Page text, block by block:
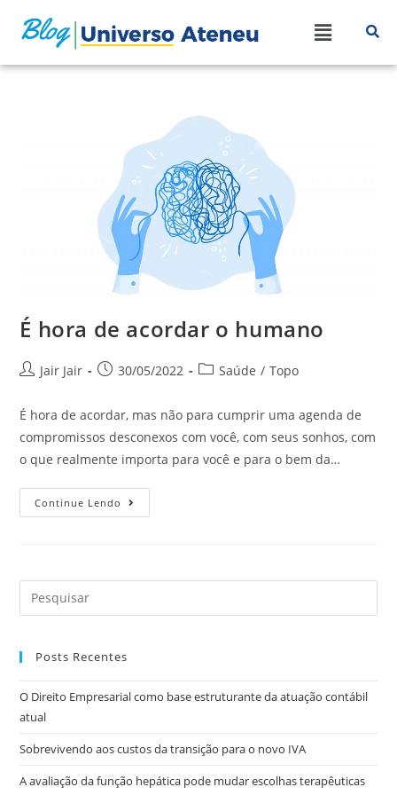
É hora de acordar o humano
Jair Jair 30/05/2022 Saúde / Topo
É hora de acordar, mas não para cumprir uma agenda de
compromissos desconexos com você, com seus sonhos, com
o que realmente importa para você e para o bem da…
Continue Lendo
Posts Recentes
O Direito Empresarial como base estruturante da atuação contábil
atual
Sobrevivendo aos custos da transição para o novo IVA
A avaliação da função hepática pode mudar escolhas terapêuticas